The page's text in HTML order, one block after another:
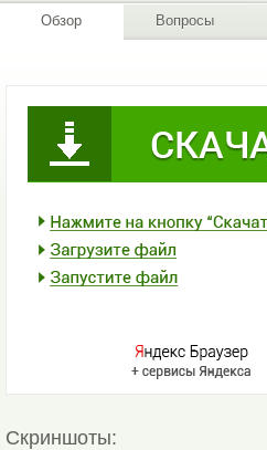
Обзор Вопросы
Скриншоты: